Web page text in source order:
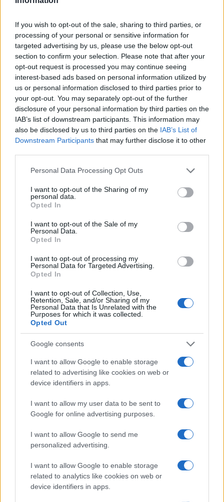
If you wish to opt-out of the sale, sharing to third parties, or
processing of your personal or sensitive information for
targeted advertising by us, please use the below opt-out
section to confirm your selection. Please note that after your
opt-out request is processed you may continue seeing
interest-based ads based on personal information utilized by
us or personal information disclosed to third parties prior to
your opt-out. You may separately opt-out of the further
disclosure of your personal information by third parties on the
IAB’s list of downstream participants. This information may
also be disclosed by us to third parties on the IAB’s List of
Downstream Participants that may further disclose it to other
Please note that this website/app uses one or more Google
not limited to your visit or usage behaviour. You may click to
grant or deny consent to Google and its third-party tags to
use your data for below specified purposes in below Google
consent section.
Personal Data Processing Opt Outs
I want to opt-out of the Sharing of my
personal data.
Opted In
I want to opt-out of the Sale of my
Personal Data.
Opted In
I want to opt-out of processing my
Personal Data for Targeted Advertising.
Opted In
I want to opt-out of Collection, Use,
Retention, Sale, and/or Sharing of my
Personal Data that Is Unrelated with the
Purposes for which it was collected.
Opted Out
Google consents
I want to allow Google to enable storage
related to advertising like cookies on web or
device identifiers in apps.
I want to allow my user data to be sent to
Google for online advertising purposes.
I want to allow Google to send me
personalized advertising.
I want to allow Google to enable storage
related to analytics like cookies on web or
device identifiers in apps.
is várta.
Magyarországra hazatérve megismerkedett Jancsó
Miklóssal, akivel hamar össze is házasodtak. A
dokumentumfilmek után 1968-ban, 37 évesen készítette el
első nagyjátékfilmjét, azEltávozott napot, Kovács Kati
énekesnővel a főszerepben, akit egyetlen okból választott:
nagyon erőteljes egyéniségnek tartotta.
Hősnőire egyébként jellemző maradt ez a vonás: későbbi
hisznek a saját igazságukban – még akkor is, ha látszólag az
egész világ ellenük van. Öntörvényű, erős és makacs nők
egy férfiak uralta világban, akik egyedül képesek
akkor is, ha nem tudják, merre vezet. Lázadnak a bezártság,
a lekorlátozottság és a beletörődés ellen: ezeknek a nőknek
a kudarc is győzelem, hiszen a saját igazukért való harcba
buktak bele. Az
anya találkozását meséli el.
Mészáros Márta ezzel a filmmel robbant be itthon, a korabeli
újságok pedig azt írták: ő az első filmrendezőnő
Magyarországon. Pályáján ezután magyar filmek
következtek, mind női fókusszal. A
(1969), a
Szép lányok, ne sírjatok!(1969), aSzabad lélegzet
vagy éppen azÖrökbefogadás